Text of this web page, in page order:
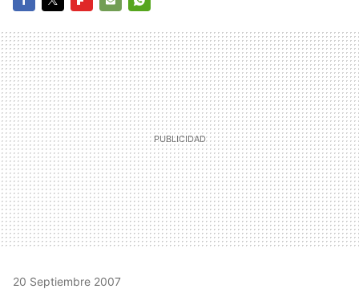
MAIL
20 Septiembre 2007